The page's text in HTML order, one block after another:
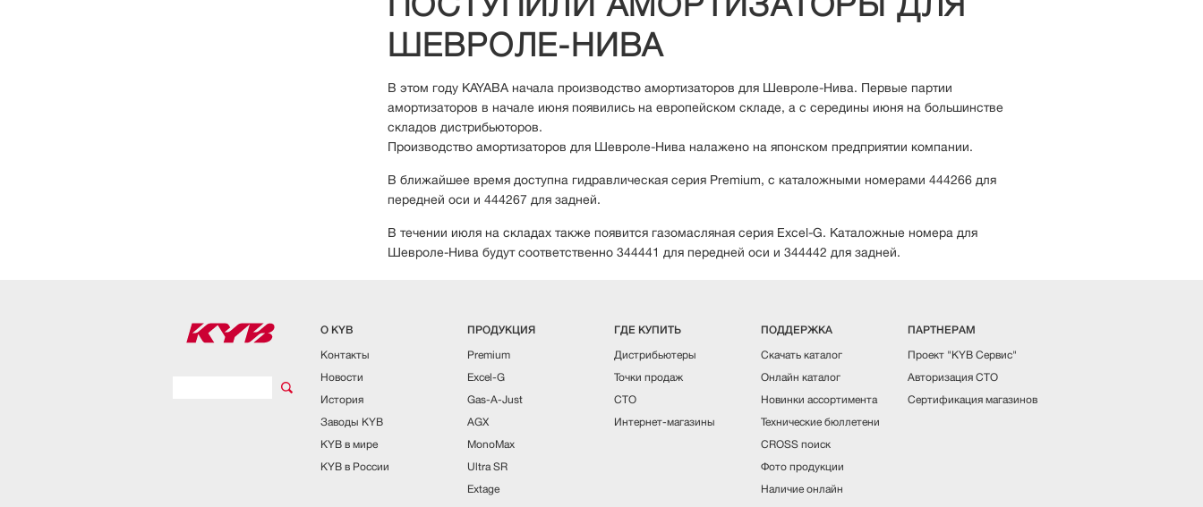
ШЕВРОЛЕ-НИВА
В этом году KAYABA начала производство амортизаторов для Шевроле-Нива. Первые партии
амортизаторов в начале июня появились на европейском складе, а с середины июня на большинстве
складов дистрибьюторов.
Производство амортизаторов для Шевроле-Нива налажено на японском предприятии компании.
В ближайшее время доступна гидравлическая серия Premium, с каталожными номерами 444266 для
передней оси и 444267 для задней.
В течении июля на складах также появится газомасляная серия Excel-G. Каталожные номера для
Шевроле-Нива будут соответственно 344441 для передней оси и 344442 для задней.
О KYB
Контакты
Новости
История
Заводы KYB
KYB в мире
KYB в России
ПРОДУКЦИЯ
Premium
Excel-G
Gas-A-Just
AGX
MonoMax
Ultra SR
Extage
ГДЕ КУПИТЬ
Дистрибьютеры
Точки продаж
СТО
Интернет-магазины
ПОДДЕРЖКА
Скачать каталог
Онлайн каталог
Новинки ассортимента
Технические бюллетени
CROSS поиск
Фото продукции
Наличие онлайн
ПАРТНЕРАМ
Проект "KYB Сервис"
Авторизация СТО
Сертификация магазинов